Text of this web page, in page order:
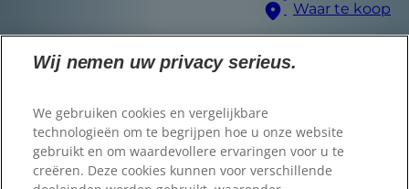
Waar te koop
Voeding voor uw huisdier
Taalkiezer
B.V.
Tenzij specifiek anders vermeld, verwijst het gebruik
van het '™' symbool op deze website naar
handelsmerken in eigendom van Hill's Pet Nutrition,
B.V. Het gebruik van deze website valt onder de
Wij nemen uw privacy serieus.
We gebruiken cookies en vergelijkbare
technologieën om te begrijpen hoe u onze website
gebruikt en om waardevollere ervaringen voor u te
creëren. Deze cookies kunnen voor verschillende